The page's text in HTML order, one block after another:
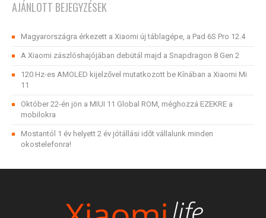
AJÁNLOTT BEJEGYZÉSEK
Magyarországra érkezett a Xiaomi új táblagépe, a Pad 6S Pro 12.4
A Xiaomi zászlóshajójában debütál majd a Snapdragon 8 Gen 2
120 Hz-es AMOLED kijelzővel mutatkozott be Kínában a Xiaomi Mi
11
Október 22-én jön a MIUI 11 Global ROM, méghozzá EZEKRE a
mobilokra
Mostantól 1 év helyett 2 év jótállási időt vállalunk minden
okostelefonra!